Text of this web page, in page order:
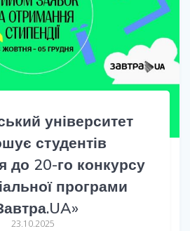
університет
студентів
до 20-го конкурсу
програми
23.10.2025